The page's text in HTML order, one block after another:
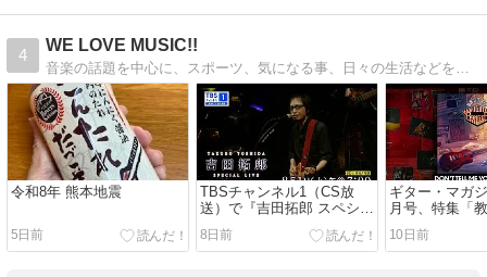
4
WE LOVE MUSIC!!
音楽の話題を中心に、スポーツ、気になる事、日々の生活などを綴っていきます。
令和8年 熊本地震
5日前
TBSチャンネル1（CS放
送）で『吉田拓郎 スペシャ
ルLIVE 春だったね2026』
が8/1放送に（テレビ初独占
8日前
ギター・マガ
月号、特集「
テレキャス学
売。
10日前